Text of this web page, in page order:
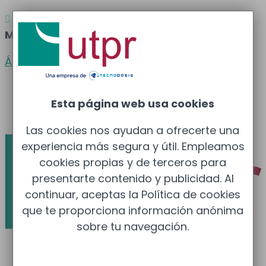
 Atención al cliente
Madrid: 910 211 975
Área clientes
Català
Esta página web usa cookies
Las cookies nos ayudan a ofrecerte una
experiencia más segura y útil. Empleamos
cookies propias y de terceros para
presentarte contenido y publicidad. Al
continuar, aceptas la Política de cookies
que te proporciona información anónima
sobre tu navegación.